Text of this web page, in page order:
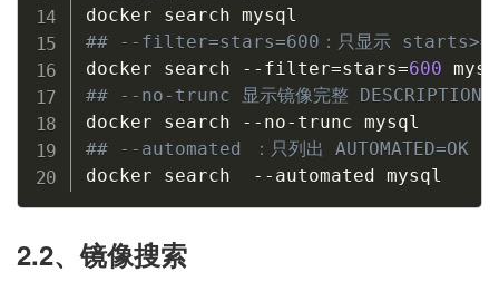
## --filter=stars=600：只显示
docker search --filter=stars=600
## --no-trunc 显示镜像完整 DESCRIPTION
## --automated ：只列出 AUTOMATED=OK 的
docker search  --automated mysql
2.2、镜像搜索